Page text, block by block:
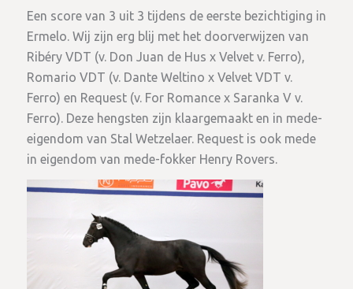
Een score van 3 uit 3 tijdens de eerste bezichtiging in
Ermelo. Wij zijn erg blij met het doorverwijzen van
Ribéry VDT (v. Don Juan de Hus x Velvet v. Ferro),
Romario VDT (v. Dante Weltino x Velvet VDT v.
Ferro) en Request (v. For Romance x Saranka V v.
Ferro). Deze hengsten zijn klaargemaakt en in mede-
eigendom van Stal Wetzelaer. Request is ook mede
in eigendom van mede-fokker Henry Rovers.